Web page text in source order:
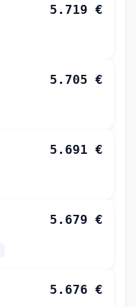
5.719 €
5.705 €
5.691 €
5.679 €
5.676 €